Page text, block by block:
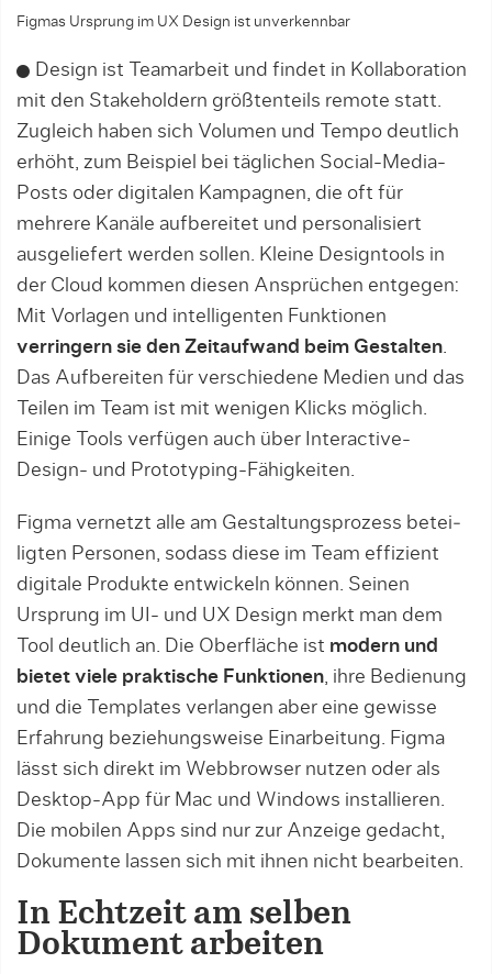
Figmas Ursprung im UX Design ist unverkennbar
Design ist Teamarbeit und findet in Kollaboration
mit den Stakeholdern größtenteils remote statt.
Zu­gleich haben sich Volumen und Tempo deutlich
erhöht, zum Beispiel bei täglichen Social-Media-
Posts oder digitalen Kampagnen, die oft für
mehrere Kanäle aufbereitet und personalisiert
ausgeliefert werden sollen. Kleine Designtools in
der Cloud kommen diesen Ansprüchen entgegen:
Mit Vorlagen und intelligenten Funktionen
verringern sie den Zeitaufwand beim Gestalten.
Das Aufbereiten für verschiedene Medien und das
Teilen im Team ist mit wenigen Klicks möglich.
Einige Tools verfügen auch über Interactive-
Design- und Prototyping-Fähigkeiten.
Figma vernetzt alle am Gestaltungsprozess betei­
ligten Personen, sodass diese im Team effizient
digi­tale Produkte entwickeln können. Seinen
Ursprung im UI- und UX Design merkt man dem
Tool deutlich an. Die Oberfläche ist modern und
bietet viele praktische Funktionen, ihre Bedienung
und die Tem­plates verlangen aber eine gewisse
Erfahrung beziehungsweise Einarbeitung. Figma
lässt sich direkt im Webbrowser nutzen oder als
Desktop-App für Mac und Windows installieren.
Die mobilen Apps sind nur zur Anzeige gedacht,
Dokumente lassen sich mit ihnen nicht bearbeiten.
In Echtzeit am selben
Dokument arbeiten